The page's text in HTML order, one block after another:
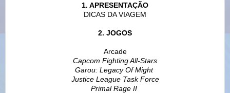
1. APRESENTAÇÃO
DICAS DA VIAGEM
2. JOGOS
Arcade
Capcom Fighting All-Stars
Garou: Legacy Of Might
Justice League Task Force
Primal Rage II